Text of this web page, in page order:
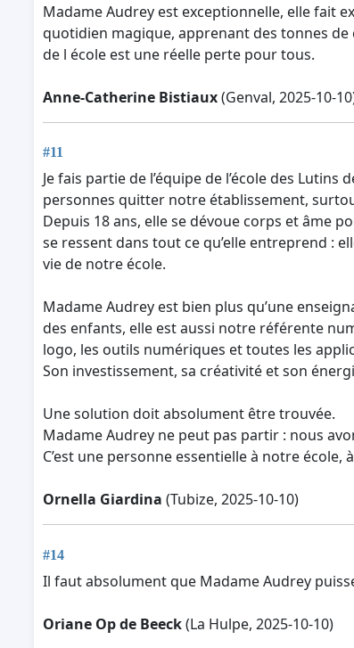
Madame Audrey est exceptionnelle, elle fait
quotidien magique, apprenant des tonnes
de l école est une réelle perte pour tous.
Anne-Catherine Bistiaux(Genval, 2025-10-
#11
Je fais partie de l’équipe de l’école des
personnes quitter notre établissement,
Depuis 18 ans, elle se dévoue corps et âme
se ressent dans tout ce qu’elle entreprend :
vie de notre école.
Madame Audrey est bien plus qu’une
des enfants, elle est aussi notre référente
logo, les outils numériques et toutes les
Son investissement, sa créativité et son
Une solution doit absolument être trouvée.
Madame Audrey ne peut pas partir : nous
C’est une personne essentielle à notre école,
Ornella Giardina (Tubize, 2025-10-10)
#14
Il faut absolument que Madame Audrey
Oriane Op de Beeck(La Hulpe, 2025-10-10)